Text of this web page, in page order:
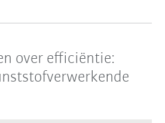
over efficiëntie: